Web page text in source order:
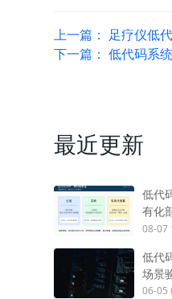
上一篇： 足疗仪低
下一篇：低代码系
最近更新
低代
有化
08-07
低代
场景
不行
06-05